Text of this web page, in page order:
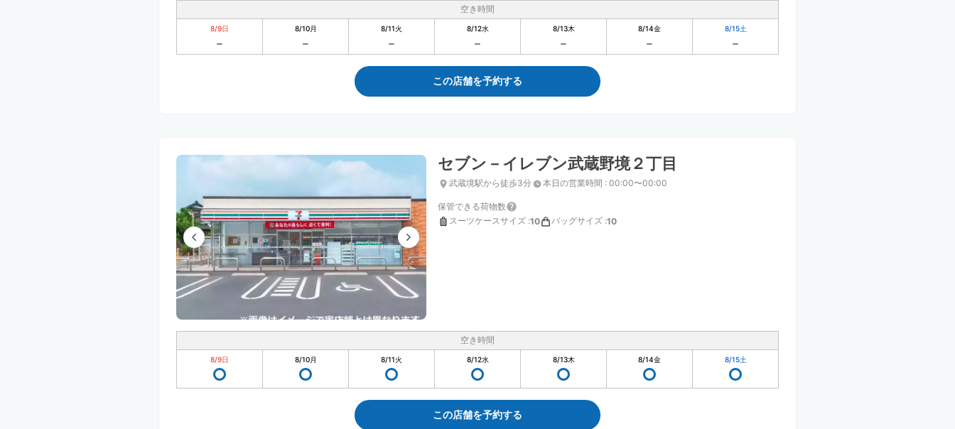
空き時間
8/9日 8/10月 8/11火 8/12水 8/13木 8/14金 8/15土
この店舗を予約する
セブン－イレブン武蔵野境２丁目
武蔵境駅から徒歩3分 本日の営業時間 : 00:00〜00:00
保管できる荷物数
スーツケースサイズ :10 バッグサイズ :10
空き時間
8/9日 8/10月 8/11火 8/12水 8/13木 8/14金 8/15土
この店舗を予約する